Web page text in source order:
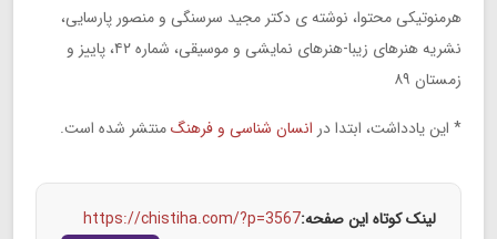
هرمنوتیکی محتوا، نوشته ی دکتر مجید سرسنگی و منصور پارسایی،
نشریه هنرهای زیبا-هنرهای نمایشی و موسیقی، شماره ۴۲، پاییز و
زمستان ۸۹
* این یادداشت، ابتدا در انسان شناسی و فرهنگمنتشر شده است.
لینک کوتاه این صفحه:https://chistiha.com/?p=3567